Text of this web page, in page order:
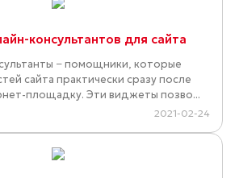
консультантов для сайта
− помощники, которые
сайта практически сразу после
площадку. Эти виджеты позво...
2021-02-24